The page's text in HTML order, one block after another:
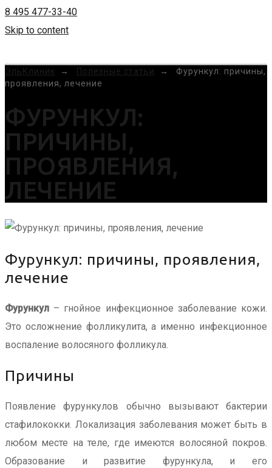
8 495 477-33-40
Skip to content
ЭльКлиник
→ Полезные статьи → Фурункул: причины,
проявления, лечение
ФУРУНКУЛ:
ПРИЧИНЫ,
ПРОЯВЛЕНИЯ,
ЛЕЧЕНИЕ
Фурункул: причины, проявления,
лечение
Фурункул – гнойное инфекционное заболевание кожи.
Это осложнение фолликулита, а именно инфекционное
воспаление волосяного фолликула.
Причины
Появление фурункулов обычно вызывают бактерии
стафилококки. Локализация заболевания может быть в
любом месте на теле, где имеются волосяной покров.
Образование и развитие фурункула, и его